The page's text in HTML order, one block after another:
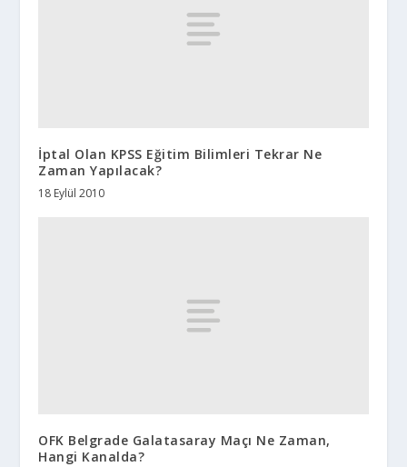
İptal Olan KPSS Eğitim Bilimleri Tekrar Ne
Zaman Yapılacak?
18 Eylül 2010
OFK Belgrade Galatasaray Maçı Ne Zaman,
Hangi Kanalda?